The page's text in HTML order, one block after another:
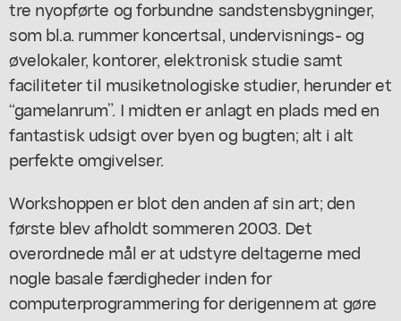
tre nyopførte og forbundne sandstensbygninger,
som bl.a. rummer koncertsal, undervisnings- og
øvelokaler, kontorer, elektronisk studie samt
faciliteter til musiketnologiske studier, herunder et
“gamelanrum”. I midten er anlagt en plads med en
fantastisk udsigt over byen og bugten; alt i alt
perfekte omgivelser.
Workshoppen er blot den anden af sin art; den
første blev afholdt sommeren 2003. Det
overordnede mål er at udstyre deltagerne med
nogle basale færdigheder inden for
computerprogrammering for derigennem at gøre